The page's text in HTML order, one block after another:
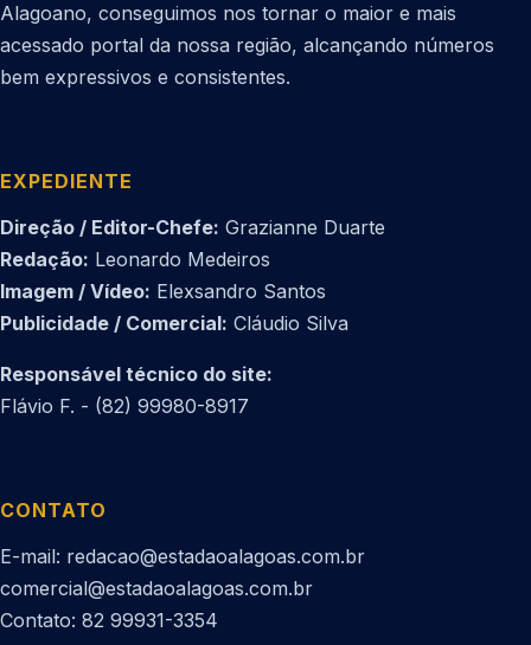
Alagoano, conseguimos nos tornar o maior e mais
acessado portal da nossa região, alcançando números
bem expressivos e consistentes.
EXPEDIENTE
Direção / Editor-Chefe: Grazianne Duarte
Redação: Leonardo Medeiros
Imagem / Vídeo: Elexsandro Santos
Publicidade / Comercial: Cláudio Silva
Responsável técnico do site:
Flávio F. - (82) 99980-8917
CONTATO
E-mail: redacao@estadaoalagoas.com.br
comercial@estadaoalagoas.com.br
Contato: 82 99931-3354